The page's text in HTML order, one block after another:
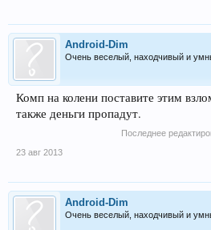
Android-Dim
Очень веселый, находчивый и
Комп на колени поставите этим
также деньги пропадут.
Последнее
23 авг 2013
Android-Dim
Очень веселый, находчивый и